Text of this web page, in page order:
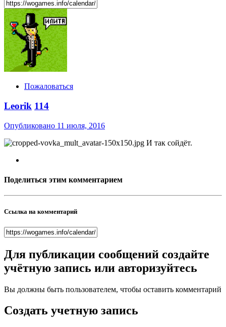
Пожаловаться
Leorik 114
Опубликовано 11 июля, 2016
И так сойдёт.
Поделиться этим комментарием
Ссылка на комментарий
Для публикации сообщений создайте
учётную запись или авторизуйтесь
Вы должны быть пользователем, чтобы оставить комментарий
Создать учетную запись